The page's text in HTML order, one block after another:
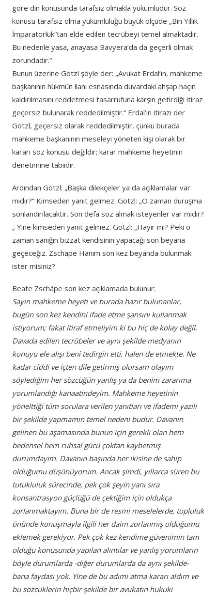
göre din konusunda tarafsız olmakla yükümlüdür. Söz
konusu tarafsız olma yükümlülüğü büyük ölçüde „Bin Yıllık
İmparatorluk“tan elde edilen tecrübeyi temel almaktadır.
Bu nedenle yasa, anayasa Bavyera’da da geçerli olmak
zorundadır.“
Bunun üzerine Götzl şöyle der: „Avukat Erdal’ın, mahkeme
başkanının hükmün ilanı esnasında duvardaki ahşap haçın
kaldırılmasını reddetmesi tasarrufuna karşın getirdiği itiraz
geçersiz bulunarak reddedilmiştir.“ Erdal’ın itirazı der
Götzl, geçersiz olarak reddedilmiştir, çünkü burada
mahkeme başkanının meseleyi yöneten kişi olarak bir
kararı söz konusu değildir; karar mahkeme heyetinin
denetimine tabiidir.
Ardından Götzl: „Başka dilekçeler ya da açıklamalar var
mıdır?“ Kimseden yanıt gelmez. Götzl: „O zaman duruşma
sonlandırılacaktır. Son defa söz almak isteyenler var mıdır?
„ Yine kimseden yanıt gelmez. Götzl: „Hayır mı? Peki o
zaman sanığın bizzat kendisinin yapacağı son beyana
geçeceğiz. Zschäpe Hanım son kez beyanda bulunmak
ister misiniz?
Beate Zschäpe son kez açıklamada bulunur:
Sayın mahkeme heyeti ve burada hazır bulunanlar,
bugün son kez kendini ifade etme şansını kullanmak
istiyorum; fakat itiraf etmeliyim ki bu hiç de kolay değil.
Davada edilen tecrübeler ve aynı şekilde medyanın
konuyu ele alışı beni tedirgin etti, halen de etmekte. Ne
kadar ciddi ve içten dile getirmiş olursam olayım
söylediğim her sözcüğün yanlış ya da benim zararıma
yorumlandığı kanaatindeyim. Mahkeme heyetinin
yönelttiği tüm sorulara verilen yanıtları ve ifademi yazılı
bir şekilde yapmamın temel nedeni budur. Davanın
gelinen bu aşamasında bunun için gerekli olan hem
bedensel hem ruhsal gücü çoktan kaybetmiş
durumdayım. Davanın başında her ikisine de sahip
olduğumu düşünüyorum. Ancak şimdi, yıllarca süren bu
tutukluluk sürecinde, pek çok şeyin yanı sıra
konsantrasyon güçlüğü de çektiğim için oldukça
zorlanmaktayım. Buna bir de resmi meselelerde, topluluk
önünde konuşmayla ilgili her daim zorlanmış olduğumu
eklemek gerekiyor. Pek çok kez kendime güvenimin tam
olduğu konusunda yapılan alıntılar ve yanlış yorumların
böyle durumlarda -diğer durumlarda da aynı şekilde-
bana faydası yok. Yine de bu adımı atma kararı aldım ve
bu sözcüklerin hiçbir şekilde bir avukatın hukuki